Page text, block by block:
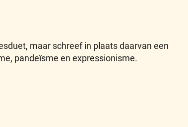
maar schreef in plaats daarvan een
pandeïsme en expressionisme.